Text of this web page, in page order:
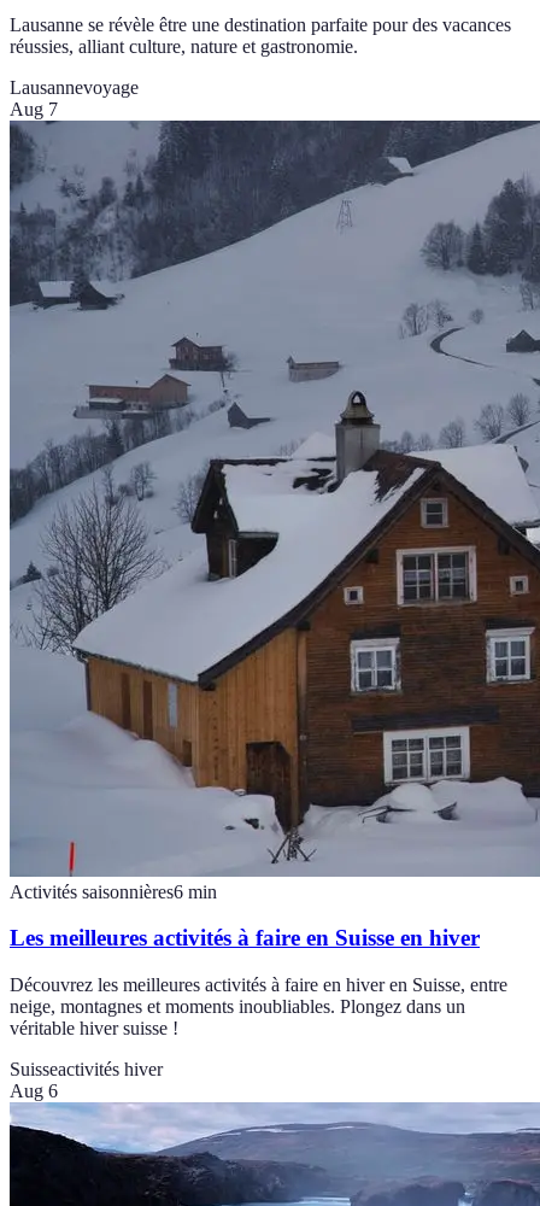
Lausanne se révèle être une destination parfaite pour des vacances
réussies, alliant culture, nature et gastronomie.
Lausannevoyage
Aug 7
Activités saisonnières6 min
Les meilleures activités à faire en Suisse en hiver
Découvrez les meilleures activités à faire en hiver en Suisse, entre
neige, montagnes et moments inoubliables. Plongez dans un
véritable hiver suisse !
Suisseactivités hiver
Aug 6